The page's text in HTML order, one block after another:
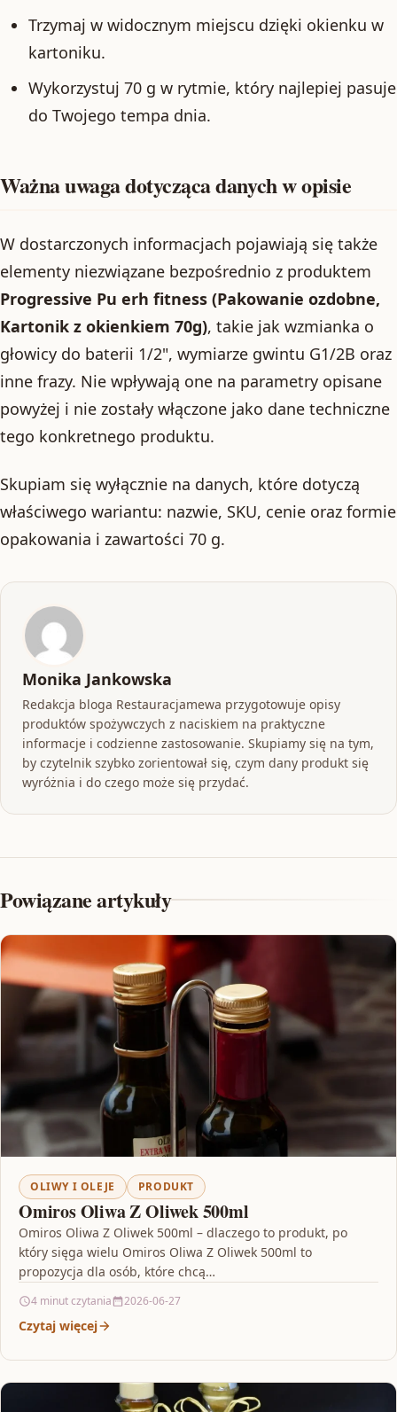
Trzymaj w widocznym miejscu dzięki okienku w
kartoniku.
Wykorzystuj 70 g w rytmie, który najlepiej pasuje
do Twojego tempa dnia.
Ważna uwaga dotycząca danych w opisie
W dostarczonych informacjach pojawiają się także
elementy niezwiązane bezpośrednio z produktem
Progressive Pu erh fitness (Pakowanie ozdobne,
Kartonik z okienkiem 70g), takie jak wzmianka o
głowicy do baterii 1/2", wymiarze gwintu G1/2B oraz
inne frazy. Nie wpływają one na parametry opisane
powyżej i nie zostały włączone jako dane techniczne
tego konkretnego produktu.
Skupiam się wyłącznie na danych, które dotyczą
właściwego wariantu: nazwie, SKU, cenie oraz formie
opakowania i zawartości 70 g.
Monika Jankowska
Redakcja bloga Restauracjamewa przygotowuje opisy
produktów spożywczych z naciskiem na praktyczne
informacje i codzienne zastosowanie. Skupiamy się na tym,
by czytelnik szybko zorientował się, czym dany produkt się
wyróżnia i do czego może się przydać.
Powiązane artykuły
OLIWY I OLEJE PRODUKT
Omiros Oliwa Z Oliwek 500ml
Omiros Oliwa Z Oliwek 500ml – dlaczego to produkt, po
który sięga wielu Omiros Oliwa Z Oliwek 500ml to
propozycja dla osób, które chcą…
4 minut czytania 2026-06-27
Czytaj więcej